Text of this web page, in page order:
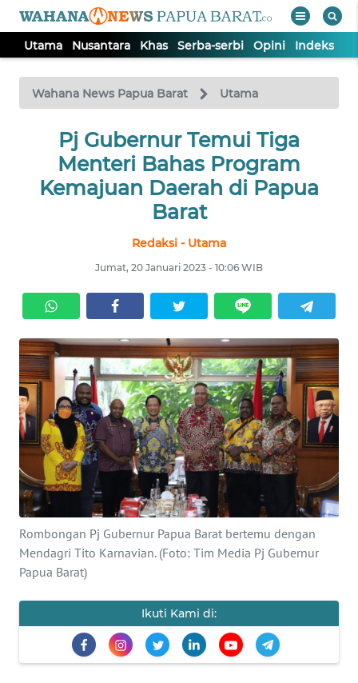
Utama Nusantara Khas Serba-serbi Opini Indeks
Wahana News Papua Barat Utama
Pj Gubernur Temui Tiga
Menteri Bahas Program
Kemajuan Daerah di Papua
Barat
Redaksi - Utama
Jumat, 20 Januari 2023 - 10:06 WIB
Rombongan Pj Gubernur Papua Barat bertemu dengan
Mendagri Tito Karnavian. (Foto: Tim Media Pj Gubernur
Papua Barat)
Ikuti Kami di:
TV
Tutup
UTAMA
NUSANTARA
SERBI
OPINI
Informasi
INDEKS
BERITA
KONTAK
KAMI
INFO
IKLAN
PEDOMAN
MEDIA